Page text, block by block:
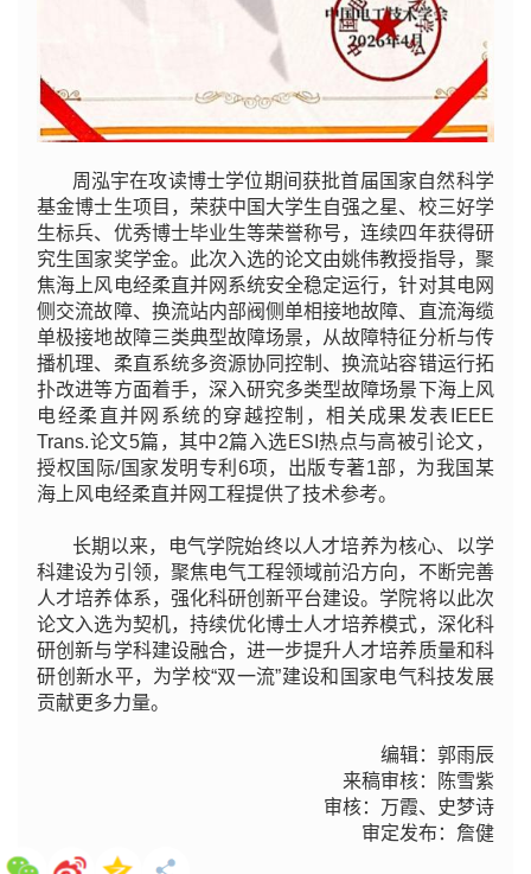
周泓宇在攻读博士学位期间获批首届国家自然科学
基金博士生项目，荣获中国大学生自强之星、校三好学
生标兵、优秀博士毕业生等荣誉称号，连续四年获得研
究生国家奖学金。此次入选的论文由姚伟教授指导，聚
焦海上风电经柔直并网系统安全稳定运行，针对其电网
侧交流故障、换流站内部阀侧单相接地故障、直流海缆
单极接地故障三类典型故障场景，从故障特征分析与传
播机理、柔直系统多资源协同控制、换流站容错运行拓
扑改进等方面着手，深入研究多类型故障场景下海上风
电经柔直并网系统的穿越控制，相关成果发表IEEE
Trans.论文5篇，其中2篇入选ESI热点与高被引论文，
授权国际/国家发明专利6项，出版专著1部，为我国某
海上风电经柔直并网工程提供了技术参考。
长期以来，电气学院始终以人才培养为核心、以学
科建设为引领，聚焦电气工程领域前沿方向，不断完善
人才培养体系，强化科研创新平台建设。学院将以此次
论文入选为契机，持续优化博士人才培养模式，深化科
研创新与学科建设融合，进一步提升人才培养质量和科
研创新水平，为学校“双一流”建设和国家电气科技发展
贡献更多力量。
编辑：郭雨辰
来稿审核：陈雪紫
审核：万霞、史梦诗
审定发布：詹健